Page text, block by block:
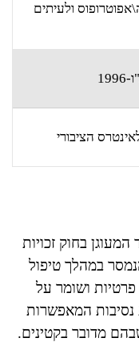
ולעיתים
הציבורי
המעוגן בחוק זכויות
במהלך טיפול
ושומר על
נסיבות המאפשרות
מדובר בקטינים.